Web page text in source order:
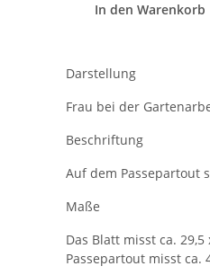
In den Warenkorb
Darstellung
Frau bei der
Beschriftung
Auf dem Passepartout
Maße
Das Blatt misst ca.
Passepartout misst ca.